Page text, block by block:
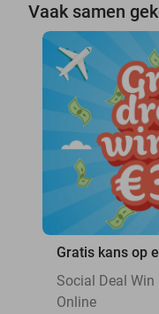
Vaak samen
Gratis kans op
Social Deal Win
Online